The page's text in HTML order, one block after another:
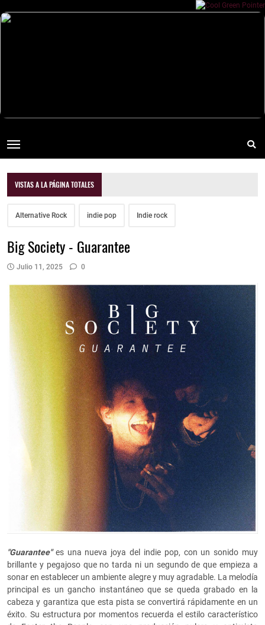
VISTAS A LA PÁGINA TOTALES
Alternative Rock indie pop Indie rock
Big Society - Guarantee
Julio 11, 2025 0
"Guarantee"es una nueva joya del indie pop, con un sonido muy
brillante y pegajoso que no tarda ni un segundo de que empieza a
sonar en establecer un ambiente alegre y muy agradable. La melodía
principal es un gancho instantáneo que se queda grabado en la
cabeza y garantiza que esta pista se convertirá rápidamente en un
éxito. Su estructura por momentos recuerda el estilo característico